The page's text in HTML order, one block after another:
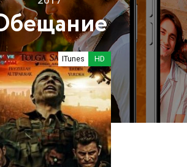
ITunes HD